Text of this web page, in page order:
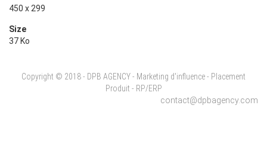
450 x 299
Size
37 Ko
Copyright © 2018 - DPB AGENCY - Marketing d'influence - Placement
Produit - RP/ERP
contact@dpbagency.com